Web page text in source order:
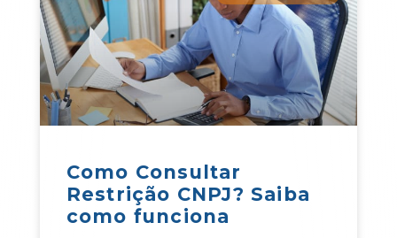
Como Consultar
Restrição CNPJ? Saiba
como funciona